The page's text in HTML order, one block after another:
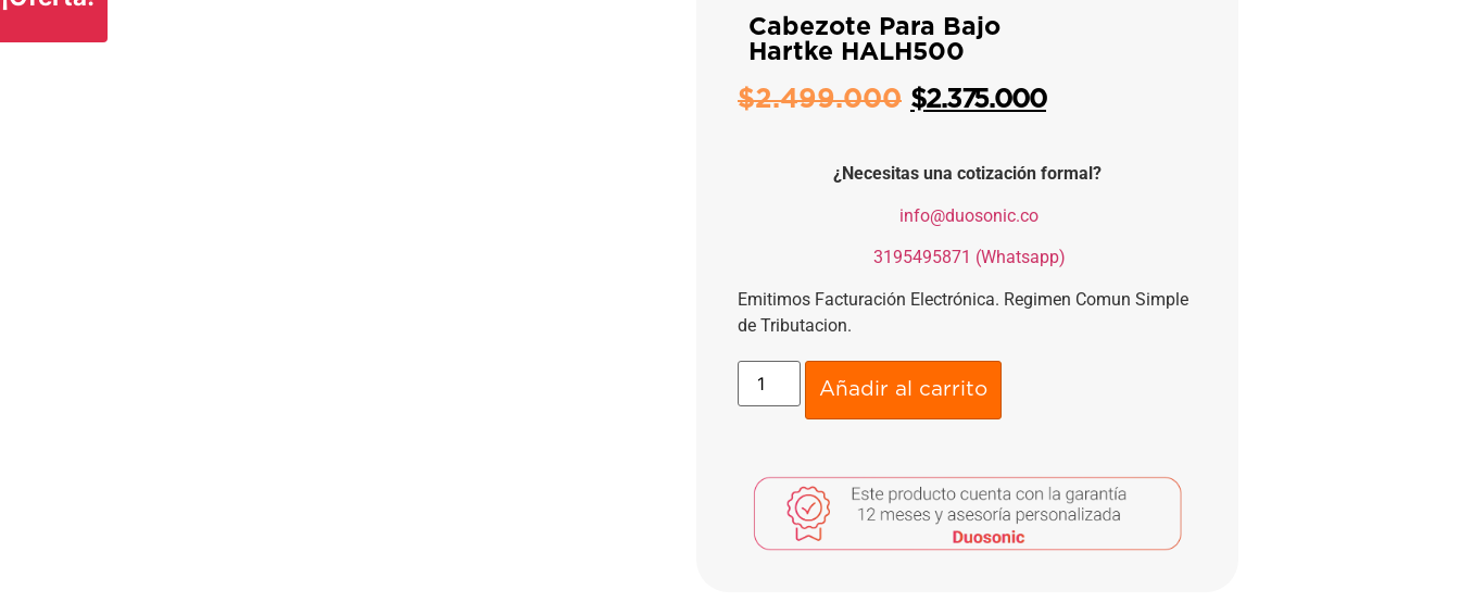
Cabezote Para Bajo
Hartke HALH500
$2.499.000 $2.375.000
¿Necesitas una cotización formal?
info@duosonic.co
3195495871 (Whatsapp)
Emitimos Facturación Electrónica. Regimen Comun Simple
de Tributacion.
Añadir al carrito